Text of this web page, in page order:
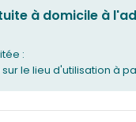
à domicile à
:
le lieu d'utilisation à